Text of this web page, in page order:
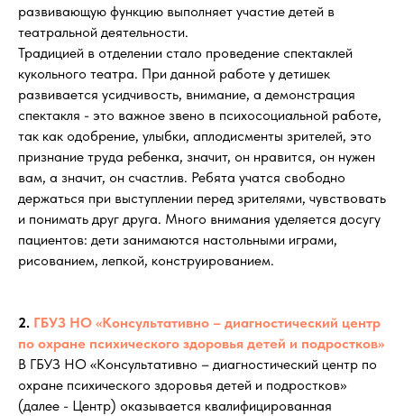
развивающую функцию выполняет участие детей в
театральной деятельности.
Традицией в отделении стало проведение спектаклей
кукольного театра. При данной работе у детишек
развивается усидчивость, внимание, а демонстрация
спектакля - это важное звено в психосоциальной работе,
так как одобрение, улыбки, аплодисменты зрителей, это
признание труда ребенка, значит, он нравится, он нужен
вам, а значит, он счастлив. Ребята учатся свободно
держаться при выступлении перед зрителями, чувствовать
и понимать друг друга. Много внимания уделяется досугу
пациентов: дети занимаются настольными играми,
рисованием, лепкой, конструированием.
2. ГБУЗ НО «Консультативно – диагностический центр
по охране психического здоровья детей и подростков»
В ГБУЗ НО «Консультативно – диагностический центр по
охране психического здоровья детей и подростков»
(далее - Центр) оказывается квалифицированная